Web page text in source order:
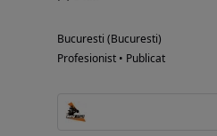
Bucuresti (Bucuresti)
Profesionist • Publicat